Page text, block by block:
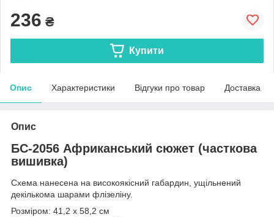
236 ₴
Купити
Опис Характеристики Відгуки про товар Доставка
Опис
БС-2056 Африканський сюжет (часткова
вишивка)
Схема нанесена на високоякісний габардин, ущільнений
декількома шарами флізеліну.
Розміром: 41,2 х 58,2 см